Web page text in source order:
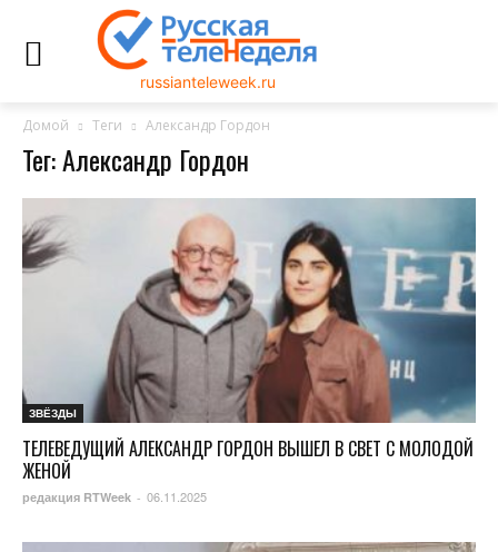
russianteleweek.ru
Домой Теги Александр Гордон
Тег: Александр Гордон
ЗВЁЗДЫ
ТЕЛЕВЕДУЩИЙ АЛЕКСАНДР ГОРДОН ВЫШЕЛ В СВЕТ С МОЛОДОЙ
ЖЕНОЙ
редакция RTWeek - 06.11.2025